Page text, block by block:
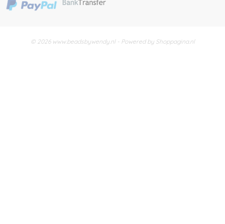
© 2026 www.beadsbywendy.nl - Powered by Shoppagina.nl